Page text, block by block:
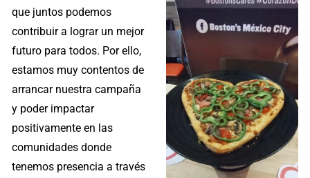
que juntos podemos
contribuir a lograr un mejor
futuro para todos. Por ello,
estamos muy contentos de
arrancar nuestra campaña
y poder impactar
positivamente en las
comunidades donde
tenemos presencia a través